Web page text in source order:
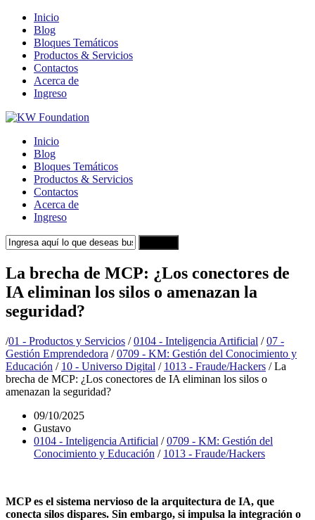
Inicio
Blog
Bloques Temáticos
Productos & Servicios
Contactos
Acerca de
Ingreso
Inicio
Blog
Bloques Temáticos
Productos & Servicios
Contactos
Acerca de
Ingreso
La brecha de MCP: ¿Los conectores de
IA eliminan los silos o amenazan la
seguridad?
/01 - Productos y Servicios / 0104 - Inteligencia Artificial / 07 -
Gestión Emprendedora / 0709 - KM: Gestión del Conocimiento y
Educación / 10 - Universo Digital / 1013 - Fraude/Hackers /La
brecha de MCP: ¿Los conectores de IA eliminan los silos o
amenazan la seguridad?
09/10/2025
Gustavo
0104 - Inteligencia Artificial /0709 - KM: Gestión del
Conocimiento y Educación / 1013 - Fraude/Hackers
MCP es el sistema nervioso de la arquitectura de IA, que
conecta silos dispares. Sin embargo, si impulsa la integración o